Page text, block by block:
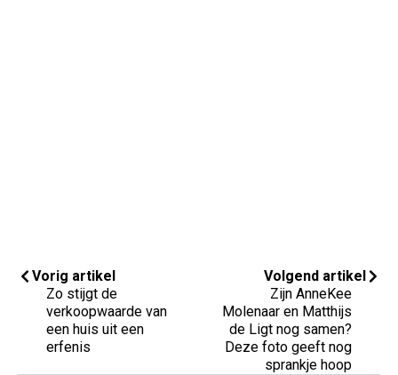
Vorig artikel
Zo stijgt de
verkoopwaarde van
een huis uit een
erfenis
Volgend artikel
Zijn AnneKee
Molenaar en Matthijs
de Ligt nog samen?
Deze foto geeft nog
sprankje hoop